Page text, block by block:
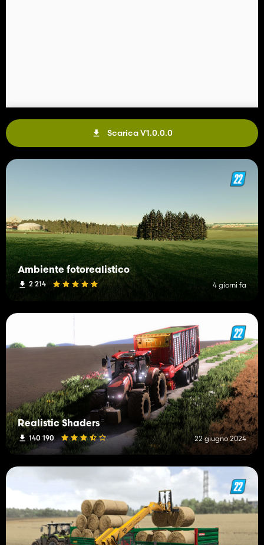
Scarica V1.0.0.0
Ambiente fotorealistico
2 214 4 giorni fa
Realistic Shaders
140 190 22 giugno 2024